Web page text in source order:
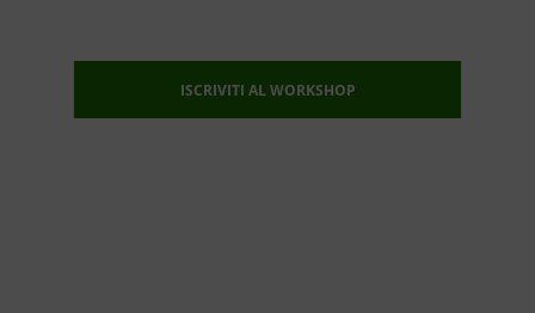
ISCRIVITI AL WORKSHOP